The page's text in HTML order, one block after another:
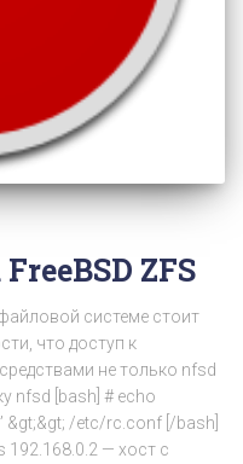
ZFS
системе стоит
что доступ к
не только nfsd
nfsd [bash] # echo
&gt;&gt; /etc/rc.conf [/bash]
— хост с